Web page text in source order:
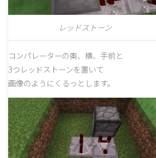
レッドストーン
コンパレーターの奥、横、手前と
3つレッドストーンを置いて
画像のようにくるっとします。